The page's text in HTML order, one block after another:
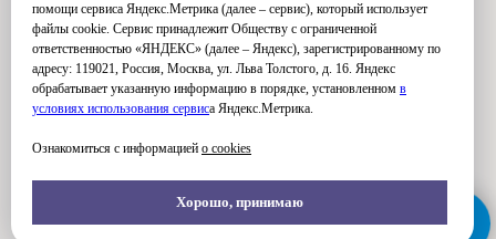
помощи сервиса Яндекс.Метрика (далее – сервис), который использует
файлы cookie. Сервис принадлежит Обществу с ограниченной
ответственностью «ЯНДЕКС» (далее – Яндекс), зарегистрированному по
адресу: 119021, Россия, Москва, ул. Льва Толстого, д. 16. Яндекс
обрабатывает указанную информацию в порядке, установленном в
условиях использования сервиса Яндекс.Метрика.
Ознакомиться с информацией о cookies
Хорошо, принимаю